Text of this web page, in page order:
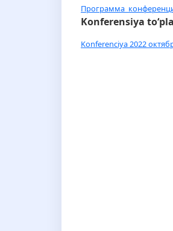
Konferensiya
Konferenciya 2022